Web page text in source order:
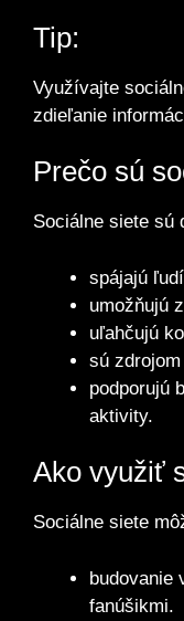
Tip:
Využívajte
zdieľanie
Prečo sú
Sociálne siete sú
spájajú
umožňujú
uľahčujú
sú
podporujú
aktivity.
Ako využiť
Sociálne siete
budovanie
fanúšikmi.